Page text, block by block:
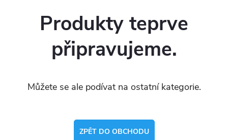
Produkty teprve
připravujeme.
Můžete se ale podívat na ostatní kategorie.
ZPĚT DO OBCHODU